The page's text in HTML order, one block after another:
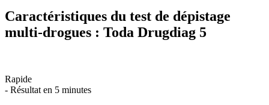
Caractéristiques du test de dépistage
multi-drogues : Toda Drugdiag 5
Rapide
- Résultat en 5 minutes